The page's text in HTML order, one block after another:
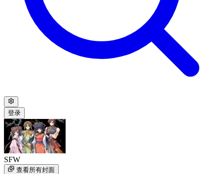
登录
SFW
查看所有封面